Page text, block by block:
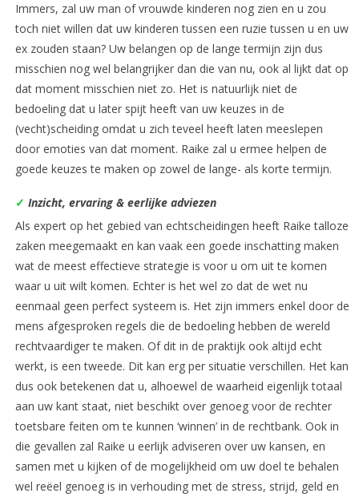
Immers, zal uw man of vrouwde kinderen nog zien en u zou
toch niet willen dat uw kinderen tussen een ruzie tussen u en uw
ex zouden staan? Uw belangen op de lange termijn zijn dus
misschien nog wel belangrijker dan die van nu, ook al lijkt dat op
dat moment misschien niet zo. Het is natuurlijk niet de
bedoeling dat u later spijt heeft van uw keuzes in de
(vecht)scheiding omdat u zich teveel heeft laten meeslepen
door emoties van dat moment. Raike zal u ermee helpen de
goede keuzes te maken op zowel de lange- als korte termijn.
✓ Inzicht, ervaring & eerlijke adviezen
Als expert op het gebied van echtscheidingen heeft Raike talloze
zaken meegemaakt en kan vaak een goede inschatting maken
wat de meest effectieve strategie is voor u om uit te komen
waar u uit wilt komen. Echter is het wel zo dat de wet nu
eenmaal geen perfect systeem is. Het zijn immers enkel door de
mens afgesproken regels die de bedoeling hebben de wereld
rechtvaardiger te maken. Of dit in de praktijk ook altijd echt
werkt, is een tweede. Dit kan erg per situatie verschillen. Het kan
dus ook betekenen dat u, alhoewel de waarheid eigenlijk totaal
aan uw kant staat, niet beschikt over genoeg voor de rechter
toetsbare feiten om te kunnen ‘winnen’ in de rechtbank. Ook in
die gevallen zal Raike u eerlijk adviseren over uw kansen, en
samen met u kijken of de mogelijkheid om uw doel te behalen
wel reëel genoeg is in verhouding met de stress, strijd, geld en